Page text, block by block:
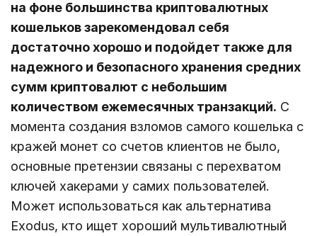
на фоне большинства криптовалютных
кошельков зарекомендовал себя
достаточно хорошо и подойдет также для
надежного и безопасного хранения средних
сумм криптовалют с небольшим
количеством ежемесячных транзакций. С
момента создания взломов самого кошелька с
кражей монет со счетов клиентов не было,
основные претензии связаны с перехватом
ключей хакерами у самих пользователей.
Может использоваться как альтернатива
Exodus, кто ищет хороший мультивалютный